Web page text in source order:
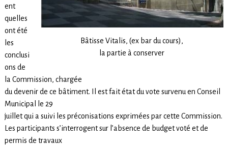
Bâtisse Vitalis, (ex bar du cours),
la partie à conserver
ent
quelles
ont été
les
conclusi
ons de
la Commission, chargée
du devenir de ce bâtiment. Il est fait état du vote survenu en Conseil
Municipal le 29
juillet qui a suivi les préconisations exprimées par cette Commission.
Les participants s’interrogent sur l’absence de budget voté et de
permis de travaux